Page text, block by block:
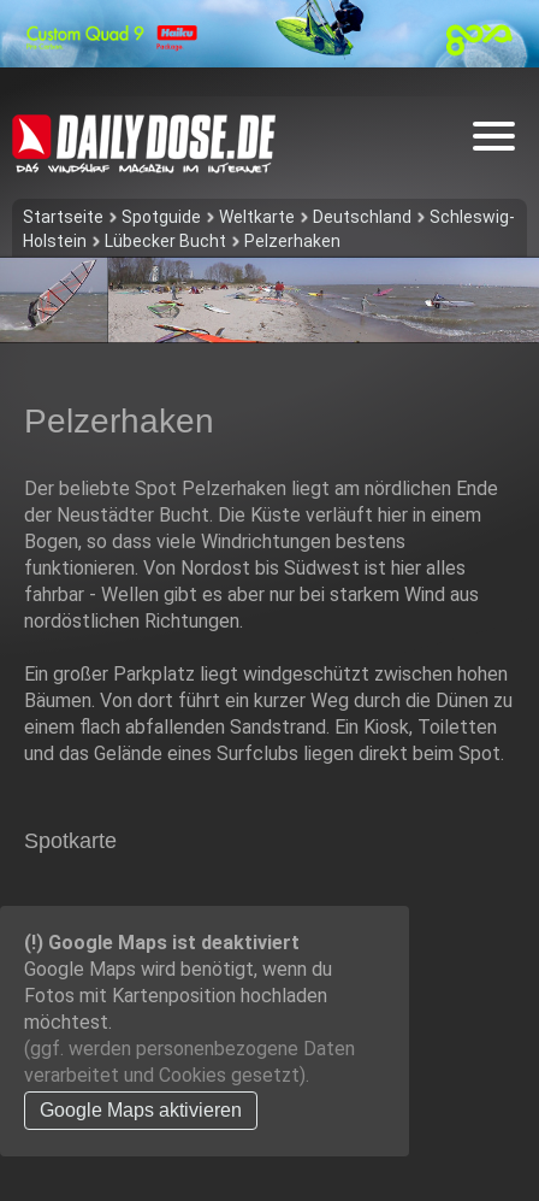
Startseite Spotguide Weltkarte Deutschland
Schleswig-
Holstein
Lübecker Bucht Pelzerhaken
Pelzerhaken
Der beliebte Spot Pelzerhaken liegt am nördlichen Ende
der Neustädter Bucht. Die Küste verläuft hier in einem
Bogen, so dass viele Windrichtungen bestens
funktionieren. Von Nordost bis Südwest ist hier alles
fahrbar - Wellen gibt es aber nur bei starkem Wind aus
nordöstlichen Richtungen.
Ein großer Parkplatz liegt windgeschützt zwischen hohen
Bäumen. Von dort führt ein kurzer Weg durch die Dünen zu
einem flach abfallenden Sandstrand. Ein Kiosk, Toiletten
und das Gelände eines Surfclubs liegen direkt beim Spot.
Spotkarte
(!) Google Maps ist deaktiviert
Google Maps wird benötigt, wenn du
Fotos mit Kartenposition hochladen
möchtest.
(ggf. werden personen­bezogene Daten
verarbeitet und Cookies gesetzt).
Google Maps aktivieren